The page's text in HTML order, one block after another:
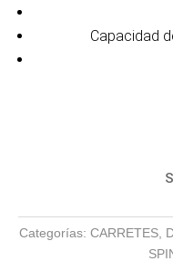
Capacidad
Categorías: CARRETES,